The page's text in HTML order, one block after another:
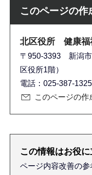
このページの作
北区役所 健康福
〒950-3393 新潟市
区役所1階）
電話：025-387-
このページの作
この情報はお役
ページ内容改善の